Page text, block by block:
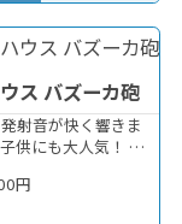
ス バズーカ砲
射音が快く響きま
供にも大人気！ ※
十分ご注意くださ
円